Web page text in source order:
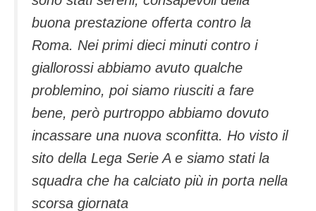
buona prestazione offerta contro la
Roma. Nei primi dieci minuti contro i
giallorossi abbiamo avuto qualche
problemino, poi siamo riusciti a fare
bene, però purtroppo abbiamo dovuto
incassare una nuova sconfitta. Ho visto il
sito della Lega Serie A e siamo stati la
squadra che ha calciato più in porta nella
scorsa giornata